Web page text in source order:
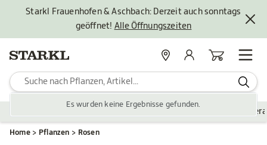
Starkl Frauenhofen & Aschbach: Derzeit auch sonntags
geöffnet! Alle Öffnungszeiten
Es wurden keine Ergebnisse gefunden.
StandorteMein KontoWarenkorb
Zubehör Gartengestaltung
Home Pflanzen Rosen